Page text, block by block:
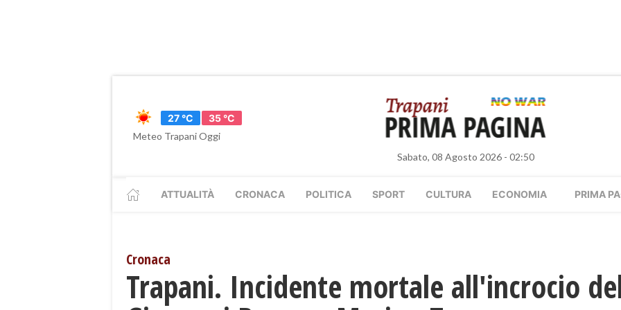
27 °C
35 °C
Meteo Trapani Oggi
Sabato, 08 Agosto 2026 - 02:50
ATTUALITÀ CRONACA POLITICA SPORT CULTURA ECONOMIA PRIMA
Cronaca
Trapani. Incidente mortale all'incrocio